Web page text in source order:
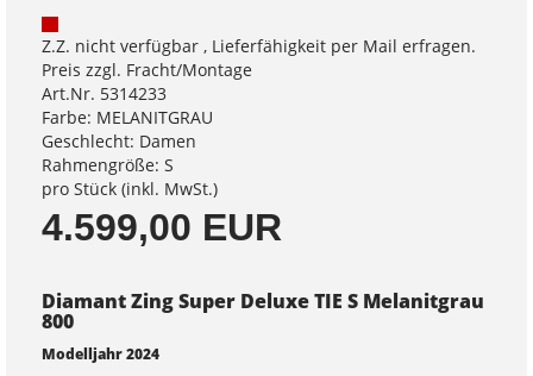
Z.Z. nicht verfügbar , Lieferfähigkeit per Mail erfragen.
Preis zzgl. Fracht/Montage
Art.Nr. 5314233
Farbe: MELANITGRAU
Geschlecht: Damen
Rahmengröße: S
pro Stück (inkl. MwSt.)
4.599,00 EUR
Diamant Zing Super Deluxe TIE S Melanitgrau
800
Modelljahr 2024